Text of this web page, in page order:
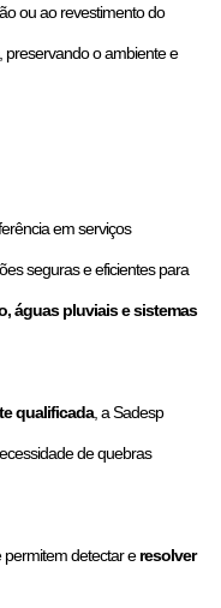
ou ao revestimento do
preservando o ambiente e
em serviços
seguras e eficientes para
águas pluviais e sistemas
qualificada, a Sadesp
de quebras
detectar eresolver